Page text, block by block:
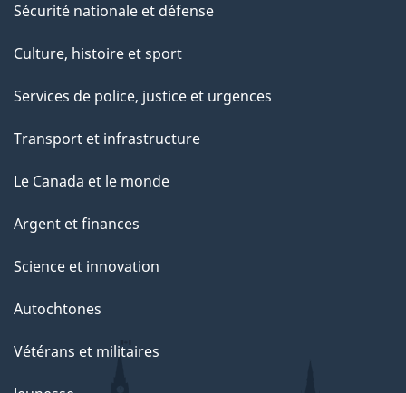
Sécurité nationale et défense
Culture, histoire et sport
Services de police, justice et urgences
Transport et infrastructure
Le Canada et le monde
Argent et finances
Science et innovation
Autochtones
Vétérans et militaires